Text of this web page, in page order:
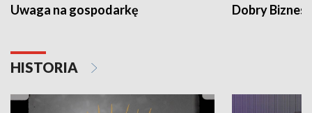
Uwaga na gospodarkę Dobry Biznes
HISTORIA